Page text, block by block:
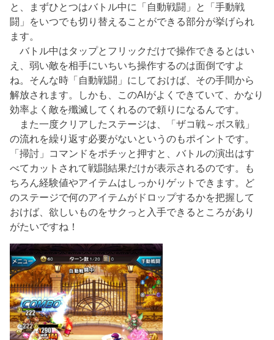
と、まずひとつはバトル中に「自動戦闘」と「手動戦
闘」をいつでも切り替えることができる部分が挙げられ
ます。
バトル中はタップとフリックだけで操作できるとはい
え、弱い敵を相手にいちいち操作するのは面倒ですよ
ね。そんな時「自動戦闘」にしておけば、その手間から
解放されます。しかも、このAIがよくできていて、かなり
効率よく敵を殲滅してくれるので頼りになるんです。
また一度クリアしたステージは、「ザコ戦～ボス戦」
の流れを繰り返す必要がないというのもポイントです。
「掃討」コマンドをポチッと押すと、バトルの演出はす
べてカットされて戦闘結果だけが表示されるのです。も
ちろん経験値やアイテムはしっかりゲットできます。ど
のステージで何のアイテムがドロップするかを把握して
おけば、欲しいものをサクっと入手できるところがあり
がたいですね！